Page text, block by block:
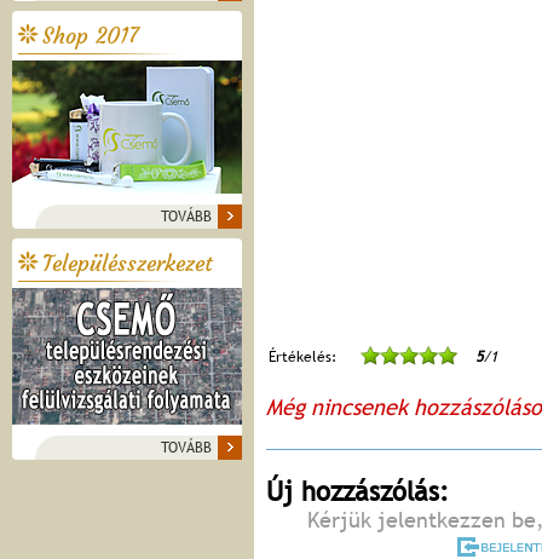
Shop 2017
TOVÁBB
Településszerkezet
TOVÁBB
Értékelés: 5/1
Még nincsenek
Új hozzászólás:
Kérjük jelentkezzen